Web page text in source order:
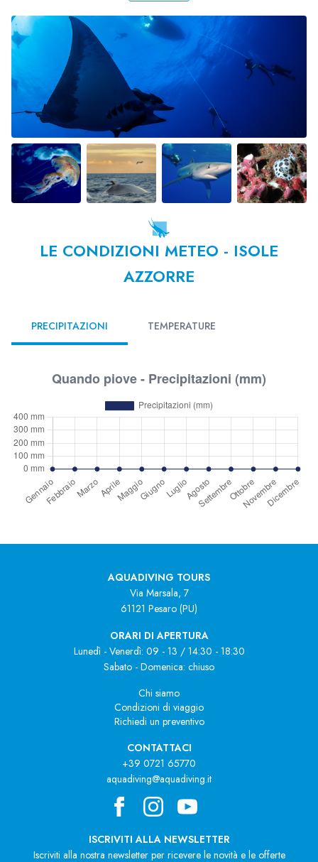
LE CONDIZIONI METEO - ISOLE
AZZORRE
PRECIPITAZIONI TEMPERATURE
AQUADIVING TOURS
Via Marsala, 7
61121 Pesaro (PU)
ORARI DI APERTURA
Lunedì - Venerdì: 09 - 13 / 14:30 - 18:30
Sabato - Domenica: chiuso
Chi siamo
Condizioni di viaggio
Richiedi un preventivo
CONTATTACI
+39 0721 65770
aquadiving@aquadiving.it
ISCRIVITI ALLA NEWSLETTER
Iscriviti alla nostra newsletter per ricevere le novità e le offerte